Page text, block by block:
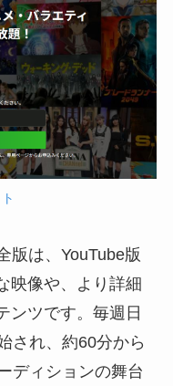
版は、YouTube版
映像や、より詳細
ンツです。毎週日
され、約60分から
ディションの舞台